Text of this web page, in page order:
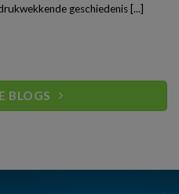
geschiedenis [...]
BLOGS